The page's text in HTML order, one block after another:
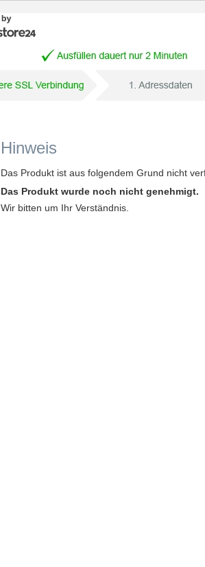
Hinweis
Das Produkt ist aus folgendem Grund nicht
Das Produkt wurde noch nicht genehmigt.
Wir bitten um Ihr Verständnis.